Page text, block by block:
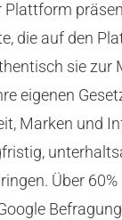
Plattform
die auf den
sie zur
eigenen
Marken und
Über